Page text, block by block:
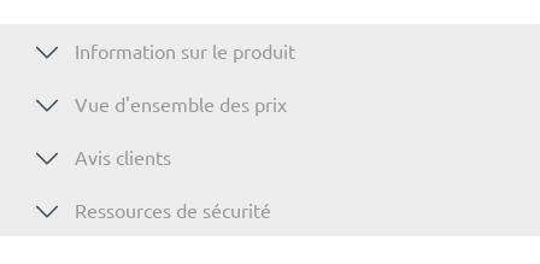
Information sur le produit
Vue d'ensemble des prix
Avis clients
Ressources de sécurité